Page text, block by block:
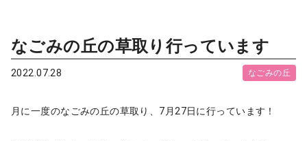
なごみの丘の草取り行っています
2022.07.28 なごみの丘
月に一度のなごみの丘の草取り、7月27日に行っています！